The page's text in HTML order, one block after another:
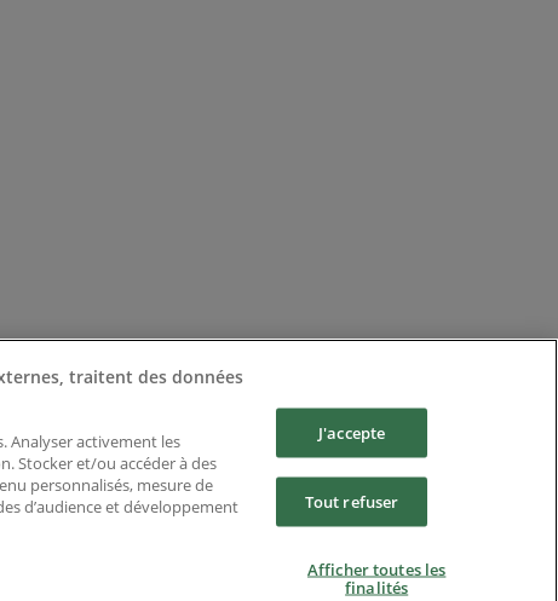
traitent des données
Analyser activement les
Stocker et/ou accéder à des
personnalisés, mesure de
d’audience et développement
J'accepte
Tout refuser
Afficher toutes les
finalités